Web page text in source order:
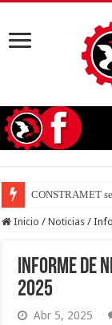
CONSTRAMET
Inicio / Noticias /
Informe de
2025
Abr 5, 2025